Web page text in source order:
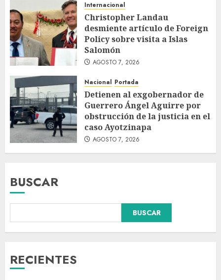
Internacional
Christopher Landau
desmiente artículo de Foreign
Policy sobre visita a Islas
Salomón
AGOSTO 7, 2026
Nacional Portada
Detienen al exgobernador de
Guerrero Ángel Aguirre por
obstrucción de la justicia en el
caso Ayotzinapa
AGOSTO 7, 2026
BUSCAR
BUSCAR
RECIENTES
Declaran accidental la muerte
de Brandon Clarke por